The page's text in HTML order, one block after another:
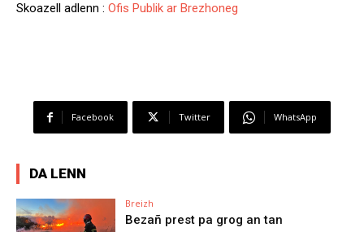
Skoazell adlenn : Ofis Publik ar Brezhoneg
Facebook Twitter WhatsApp
DA LENN
Breizh
Bezañ prest pa grog an tan